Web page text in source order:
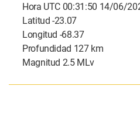
Hora UTC 00:31:50 14/06/
Latitud -23.07
Longitud -68.37
Profundidad 127 km
Magnitud 2.5 MLv